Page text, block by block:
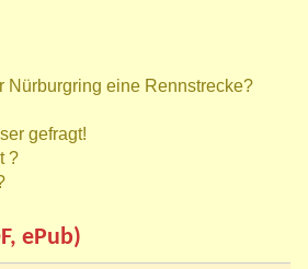
Nürburgring eine Rennstrecke?
gefragt!
?
ePub)